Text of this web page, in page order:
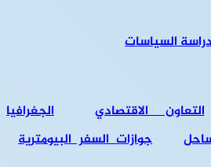
السياسات
التعاون الاقتصادي
الجغرافيا
جوازات السفر البيومترية